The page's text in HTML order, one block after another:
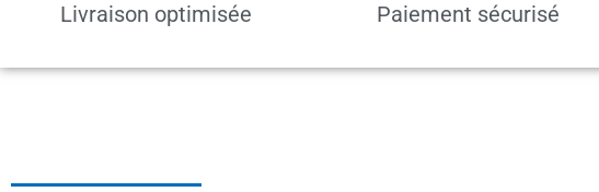
Livraison optimisée Paiement sécurisé